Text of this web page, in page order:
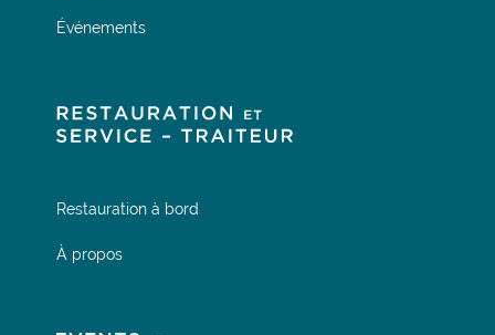
Événements
Restauration à bord
À propos